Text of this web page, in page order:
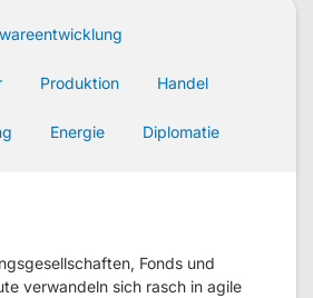
Produktion Handel
Energie Diplomatie
Fonds und
verwandeln sich rasch in agile